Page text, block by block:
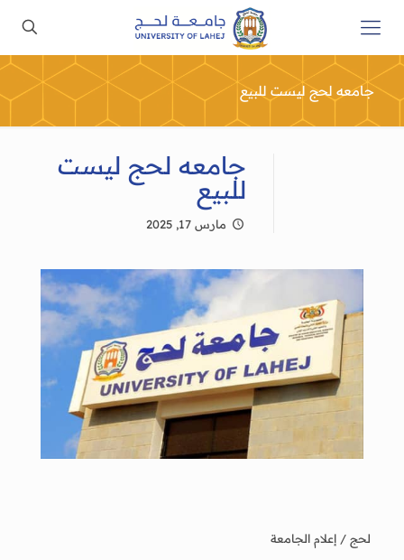
جامعه لحج ليست للبيع
جامعه لحج ليست
للبيع
مارس 17, 2025
لحج / إعلام الجامعة